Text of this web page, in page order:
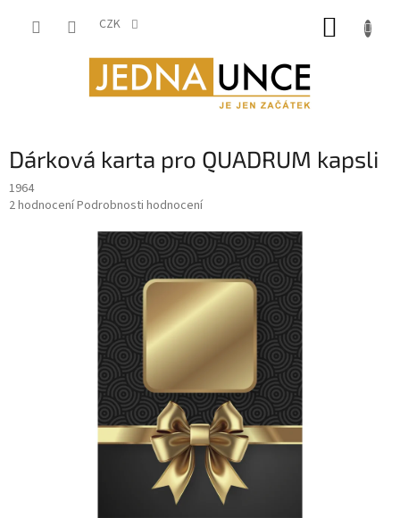
CZK
Dárková karta pro QUADRUM kapsli
1964
Průměrné
2 hodnoceníPodrobnosti hodnocení